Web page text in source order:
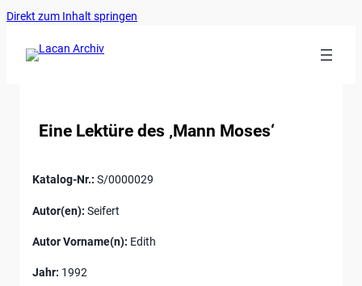
Direkt zum Inhalt springen
Eine Lektüre des ‚Mann Moses‘
Katalog-Nr.: S/0000029
Autor(en): Seifert
Autor Vorname(n): Edith
Jahr: 1992